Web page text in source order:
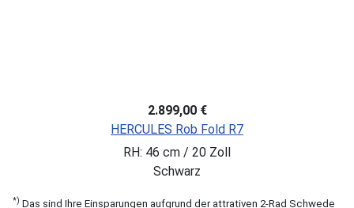
2.899,00 €
HERCULES Rob Fold R7
RH: 46 cm / 20 Zoll
Schwarz
*) Das sind Ihre Einsparungen aufgrund der attrativen 2-Rad Schwede